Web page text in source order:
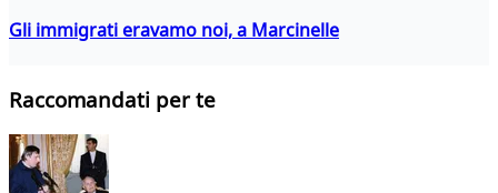
Gli immigrati eravamo noi, a Marcinelle
Raccomandati per te